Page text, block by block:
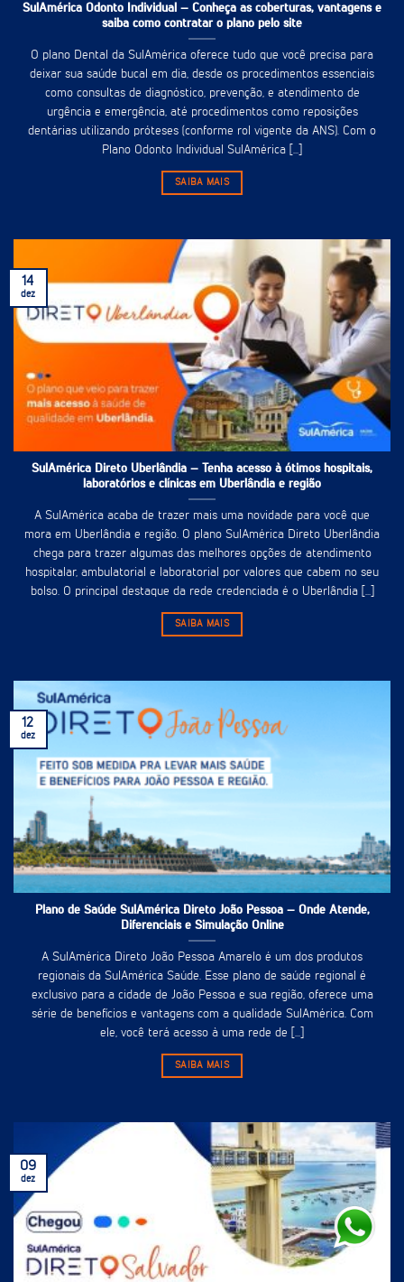
SulAmérica Odonto Individual – Conheça as coberturas, vantagens e
saiba como contratar o plano pelo site
O plano Dental da SulAmérica oferece tudo que você precisa para
deixar sua saúde bucal em dia, desde os procedimentos essenciais
como consultas de diagnóstico, prevenção, e atendimento de
urgência e emergência, até procedimentos como reposições
dentárias utilizando próteses (conforme rol vigente da ANS). Com o
Plano Odonto Individual SulAmérica [...]
SAIBA MAIS
SulAmérica Direto Uberlândia – Tenha acesso à ótimos hospitais,
laboratórios e clínicas em Uberlândia e região
A SulAmérica acaba de trazer mais uma novidade para você que
mora em Uberlândia e região. O plano SulAmérica Direto Uberlândia
chega para trazer algumas das melhores opções de atendimento
hospitalar, ambulatorial e laboratorial por valores que cabem no seu
bolso. O principal destaque da rede credenciada é o Uberlândia [...]
SAIBA MAIS
14
dez
Plano de Saúde SulAmérica Direto João Pessoa – Onde Atende,
Diferenciais e Simulação Online
A SulAmérica Direto João Pessoa Amarelo é um dos produtos
regionais da SulAmérica Saúde. Esse plano de saúde regional é
exclusivo para a cidade de João Pessoa e sua região, oferece uma
série de benefícios e vantagens com a qualidade SulAmérica. Com
ele, você terá acesso à uma rede de [...]
SAIBA MAIS
12
dez
09
dez